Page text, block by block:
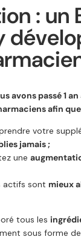
: un
avons passé 1
afin
votre
jamais ;
une
actifs sont mieux
tous les
sous forme